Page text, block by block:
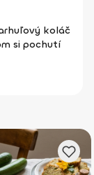
koláč
si pochutí